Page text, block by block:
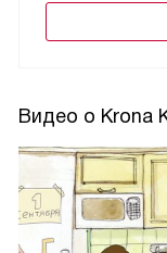
Видео о Krona